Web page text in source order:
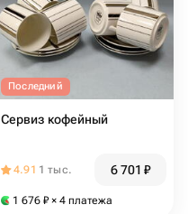
Последний
Сервиз кофейный
4.91 1 тыс. 6 701 ₽
1 676 ₽ × 4 платежа